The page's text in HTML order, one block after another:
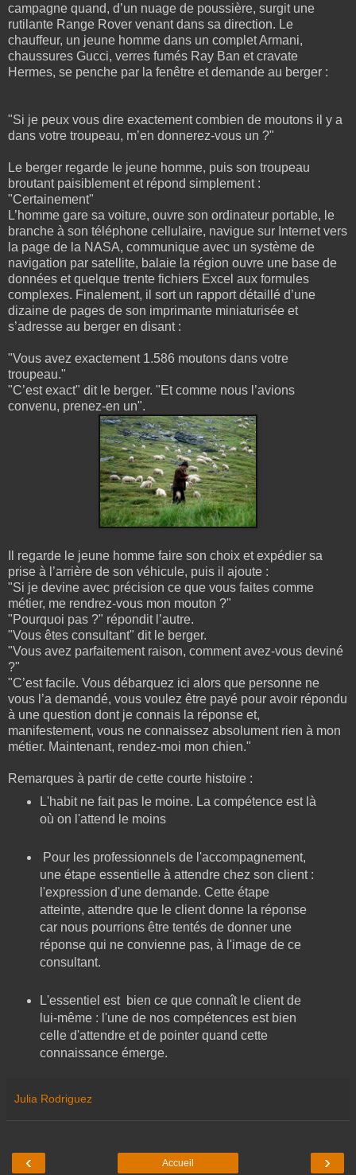
campagne quand, d’un nuage de poussière, surgit une
rutilante Range Rover venant dans sa direction. Le
chauffeur, un jeune homme dans un complet Armani,
chaussures Gucci, verres fumés Ray Ban et cravate
Hermes, se penche par la fenêtre et demande au berger :
"Si je peux vous dire exactement combien de moutons il y a
dans votre troupeau, m’en donnerez-vous un ?"
Le berger regarde le jeune homme, puis son troupeau
broutant paisiblement et répond simplement :
"Certainement"
L’homme gare sa voiture, ouvre son ordinateur portable, le
branche à son téléphone cellulaire, navigue sur Internet vers
la page de la NASA, communique avec un système de
navigation par satellite, balaie la région ouvre une base de
données et quelque trente fichiers Excel aux formules
complexes. Finalement, il sort un rapport détaillé d’une
dizaine de pages de son imprimante miniaturisée et
s’adresse au berger en disant :
"Vous avez exactement 1.586 moutons dans votre
troupeau."
"C’est exact" dit le berger. "Et comme nous l’avions
convenu, prenez-en un".
Il regarde le jeune homme faire son choix et expédier sa
prise à l’arrière de son véhicule, puis il ajoute :
"Si je devine avec précision ce que vous faites comme
métier, me rendrez-vous mon mouton ?"
"Pourquoi pas ?" répondit l’autre.
"Vous êtes consultant" dit le berger.
"Vous avez parfaitement raison, comment avez-vous deviné
?"
"C’est facile. Vous débarquez ici alors que personne ne
vous l’a demandé, vous voulez être payé pour avoir répondu
à une question dont je connais la réponse et,
manifestement, vous ne connaissez absolument rien à mon
métier. Maintenant, rendez-moi mon chien."
Remarques à partir de cette courte histoire :
L'habit ne fait pas le moine. La compétence est là
où on l'attend le moins
Pour les professionnels de l'accompagnement,
une étape essentielle à attendre chez son client :
l'expression d'une demande. Cette étape
atteinte, attendre que le client donne la réponse
car nous pourrions être tentés de donner une
réponse qui ne convienne pas, à l'image de ce
consultant.
L'essentiel est bien ce que connaît le client de
lui-même : l'une de nos compétences est bien
celle d'attendre et de pointer quand cette
connaissance émerge.
Julia Rodriguez
‹ ›
Accueil